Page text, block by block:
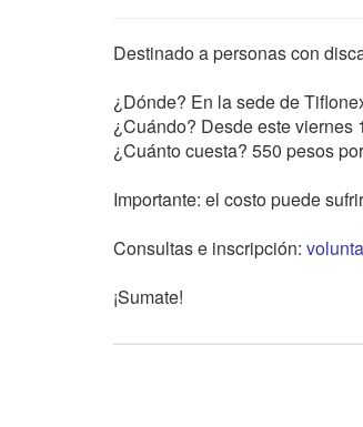
Destinado a personas con
¿Dónde? En la sede de
¿Cuándo? Desde este viernes
¿Cuánto cuesta? 550 pesos
Importante: el costo puede
Consultas e inscripción:
¡Sumate!